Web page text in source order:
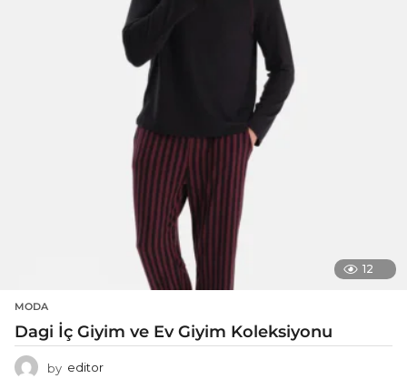
12
MODA
Dagi İç Giyim ve Ev Giyim Koleksiyonu
by editor